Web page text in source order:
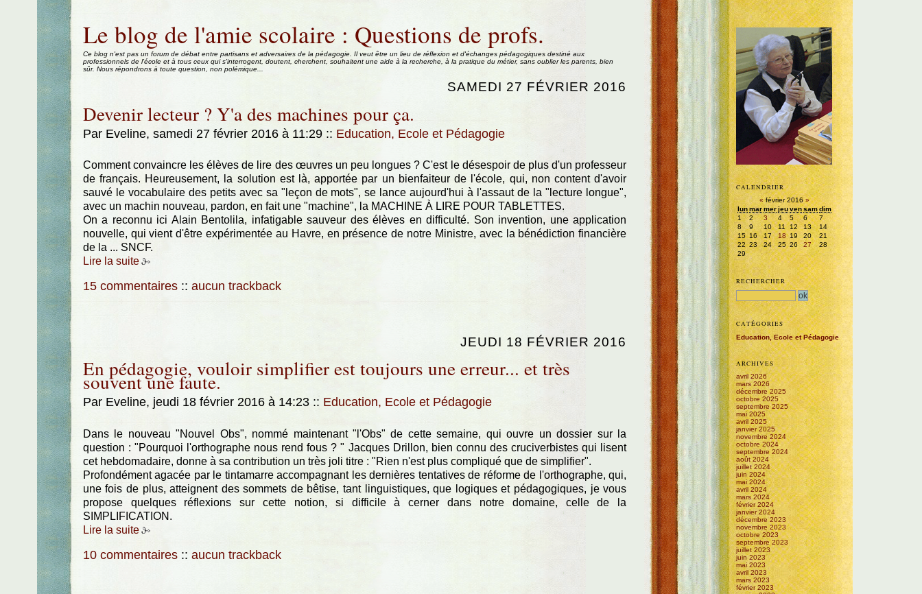
Aller au contenu
Le blog de l'amie scolaire : Questions de profs.
Ce blog n'est pas un forum de débat entre partisans et adversaires de la pédagogie. Il veut être un lieu de réflexion et d'échanges pédagogiques destiné aux
professionnels de l'école et à tous ceux qui s'interrogent, doutent, cherchent, souhaitent une aide à la recherche, à la pratique du métier, sans oublier les parents, bien
sûr. Nous répondrons à toute question, non polémique...
SAMEDI 27 FÉVRIER 2016
Devenir lecteur ? Y'a des machines pour ça.
Par Eveline, samedi 27 février 2016 à 11:29 :: Education, Ecole et Pédagogie
Comment convaincre les élèves de lire des œuvres un peu longues ? C'est le désespoir de plus d'un professeur
de français. Heureusement, la solution est là, apportée par un bienfaiteur de l'école, qui, non content d'avoir
sauvé le vocabulaire des petits avec sa "leçon de mots", se lance aujourd'hui à l'assaut de la "lecture longue",
avec un machin nouveau, pardon, en fait une "machine", la MACHINE À LIRE POUR TABLETTES.
On a reconnu ici Alain Bentolila, infatigable sauveur des élèves en difficulté. Son invention, une application
nouvelle, qui vient d'être expérimentée au Havre, en présence de notre Ministre, avec la bénédiction financière
de la ... SNCF.
Lire la suite
15 commentaires :: aucun trackback
JEUDI 18 FÉVRIER 2016
En pédagogie, vouloir simplifier est toujours une erreur... et très
souvent une faute.
Par Eveline, jeudi 18 février 2016 à 14:23 :: Education, Ecole et Pédagogie
Dans le nouveau "Nouvel Obs", nommé maintenant "l'Obs" de cette semaine, qui ouvre un dossier sur la
question : "Pourquoi l'orthographe nous rend fous ? " Jacques Drillon, bien connu des cruciverbistes qui lisent
cet hebdomadaire, donne à sa contribution un très joli titre : "Rien n'est plus compliqué que de simplifier".
Profondément agacée par le tintamarre accompagnant les dernières tentatives de réforme de l'orthographe, qui,
une fois de plus, atteignent des sommets de bêtise, tant linguistiques, que logiques et pédagogiques, je vous
propose quelques réflexions sur cette notion, si difficile à cerner dans notre domaine, celle de la
SIMPLIFICATION.
Lire la suite
10 commentaires :: aucun trackback
CALENDRIER
«février 2016»
lunmarmerjeuvensamdim
1
2 3 4 5 6
7
8
9 10 11 12 13
14
15 16 17 18 19 20
21
22 23 24 25 26 27
28
29
RECHERCHER
CATÉGORIES
Education, Ecole et Pédagogie
ARCHIVES
avril 2026
mars 2026
décembre 2025
octobre 2025
septembre 2025
mai 2025
avril 2025
janvier 2025
novembre 2024
octobre 2024
septembre 2024
août 2024
juillet 2024
juin 2024
mai 2024
avril 2024
mars 2024
février 2024
janvier 2024
décembre 2023
novembre 2023
octobre 2023
septembre 2023
juillet 2023
juin 2023
mai 2023
avril 2023
mars 2023
février 2023